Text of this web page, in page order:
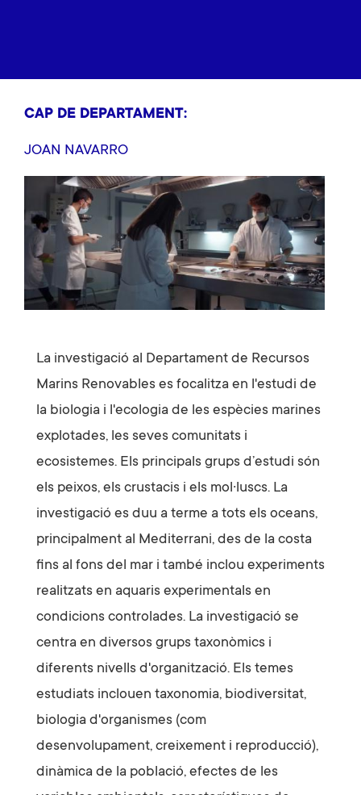
CAP DE DEPARTAMENT:
JOAN NAVARRO
La investigació al Departament de Recursos
Marins Renovables es focalitza en l'estudi de
la biologia i l'ecologia de les espècies marines
explotades, les seves comunitats i
ecosistemes. Els principals grups d’estudi són
els peixos, els crustacis i els mol·luscs. La
investigació es duu a terme a tots els oceans,
principalment al Mediterrani, des de la costa
fins al fons del mar i també inclou experiments
realitzats en aquaris experimentals en
condicions controlades. La investigació se
centra en diversos grups taxonòmics i
diferents nivells d'organització. Els temes
estudiats inclouen taxonomia, biodiversitat,
biologia d'organismes (com
desenvolupament, creixement i reproducció),
dinàmica de la població, efectes de les